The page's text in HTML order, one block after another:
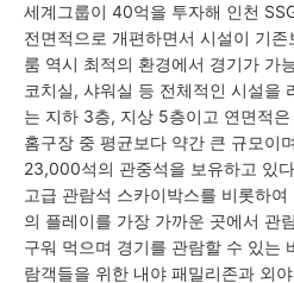
세계그룹이 40억을 투자해 인천
전면적으로 개편하면서 시설이 기
룸 역시 최적의 환경에서 경기가 가
코치실, 샤워실 등 전체적인 시설을
는 지하 3층, 지상 5층이고 연면적
홈구장 중 평균보다 약간 큰 규모이
23,000석의 관중석을 보유하고 있
고급 관람석 스카이박스를 비롯하
의 플레이를 가장 가까운 곳에서 관
구워 먹으며 경기를 관람할 수 있는
람객들을 위한 내야 패밀리존과 외